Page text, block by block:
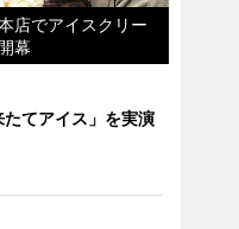
店でアイスクリー
幕
たてアイス」を実演